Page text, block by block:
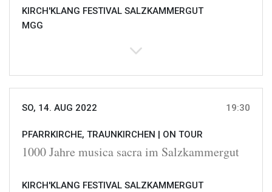
KIRCH'KLANG FESTIVAL SALZKAMMERGUT
MGG
SO, 14. AUG 2022 19:30
PFARRKIRCHE, TRAUNKIRCHEN | ON TOUR
1000 Jahre musica sacra im Salzkammergut
KIRCH'KLANG FESTIVAL SALZKAMMERGUT